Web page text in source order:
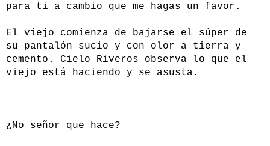
para ti a cambio que me hagas un favor.
El viejo comienza de bajarse el súper de
su pantalón sucio y con olor a tierra y
cemento. Cielo Riveros observa lo que el
viejo está haciendo y se asusta.
¿No señor que hace?